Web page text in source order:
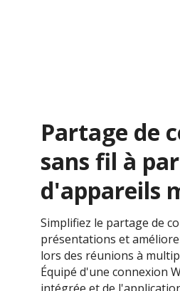
Partage de
sans fil à
d'appareils
Simplifiez le partage de
présentations et
lors des réunions à
Équipé d'une connexion